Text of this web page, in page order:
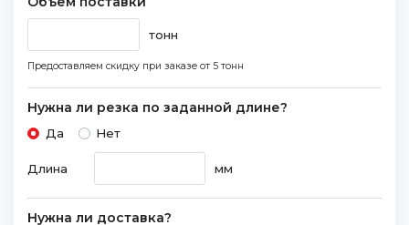
тонн
Предоставляем скидку при заказе от 5 тонн
Нужна ли резка по заданной длине?
Да Нет
Длина мм
Нужна ли доставка?